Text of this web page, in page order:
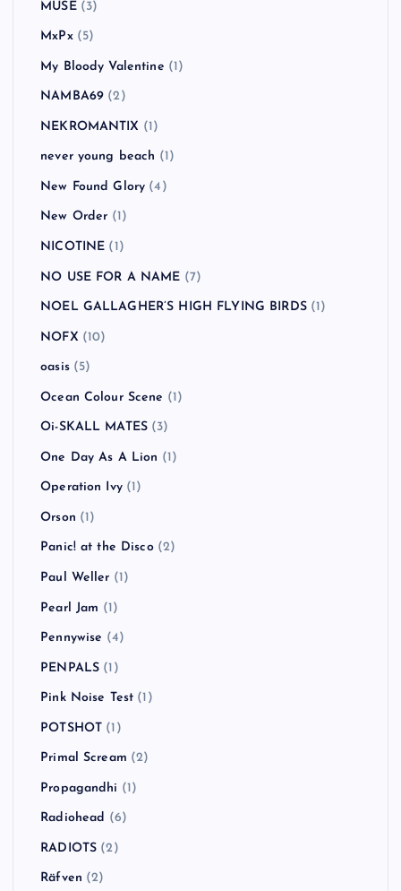
MUSE(3)
MxPx(5)
My Bloody Valentine (1)
NAMBA69 (2)
NEKROMANTIX (1)
never young beach (1)
New Found Glory (4)
New Order (1)
NICOTINE (1)
NO USE FOR A NAME (7)
NOEL GALLAGHER’S HIGH FLYING BIRDS(1)
NOFX (10)
oasis(5)
Ocean Colour Scene (1)
Oi-SKALL MATES (3)
One Day As A Lion (1)
Operation Ivy(1)
Orson (1)
Panic! at the Disco(2)
Paul Weller (1)
Pearl Jam (1)
Pennywise (4)
PENPALS (1)
Pink Noise Test (1)
POTSHOT (1)
Primal Scream (2)
Propagandhi (1)
Radiohead (6)
RADIOTS (2)
Räfven (2)